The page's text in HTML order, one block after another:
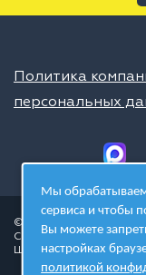
Политика
персональных
© 2026 ШЦТ
Сеть центров
Школа цифровых
Мы
сервиса и чтобы
Вы можете
настройках
политикой